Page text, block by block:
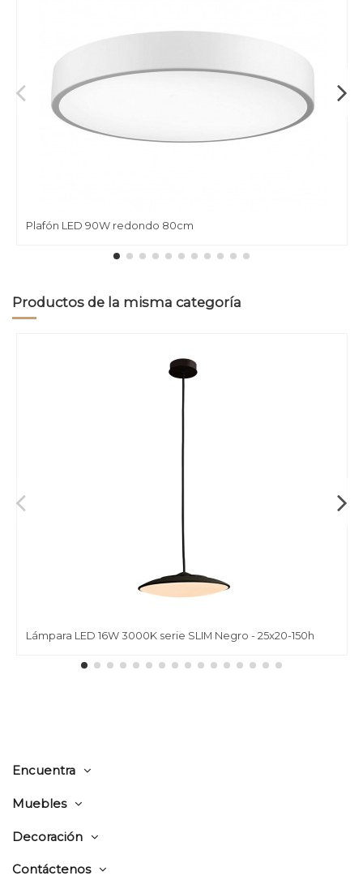
Plafón LED 90W redondo 80cm
Productos de la misma categoría
Lámpara LED 16W 3000K serie SLIM Negro - 25x20-150h
Encuentra
Muebles
Decoración
Contáctenos